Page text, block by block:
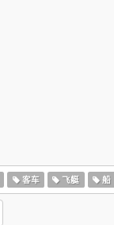
客车 飞艇 船